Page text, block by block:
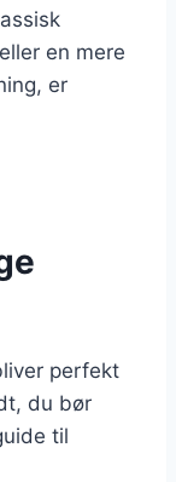
en mere
er
perfekt
du bør
til